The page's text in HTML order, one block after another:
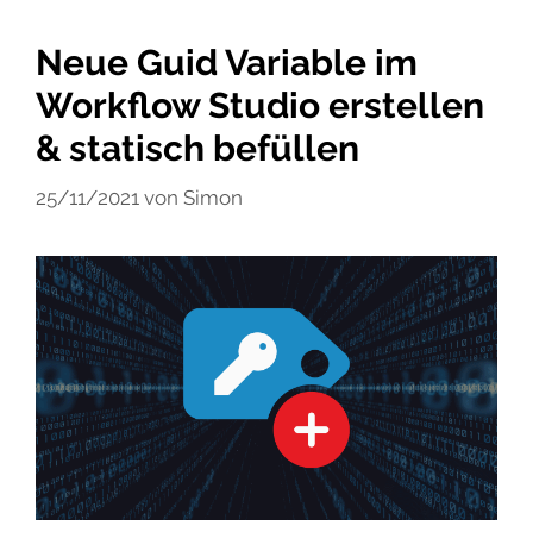
Neue Guid Variable im
Workflow Studio erstellen
& statisch befüllen
25/11/2021 von Simon